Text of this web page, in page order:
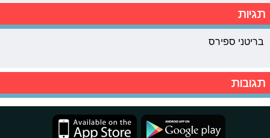
תגיות
בריטני ספירס
תגובות